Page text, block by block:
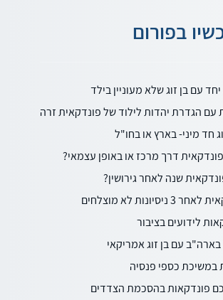
בפורום
עם בן זוג שלא מעוניין בילד
עם הגדרת יהדות לילוד של פונדקאית זרה
חד מיני- בארץ או בחו"ל
דרך מרכז או באופן עצמאי?
שנה לאחר גירושין?
לא מוצלחים
לידועים בציבור
עם בן זוג אמריקאי
במשיכת כספי פנסיה
פונדקאות בהסכמת הצדדים